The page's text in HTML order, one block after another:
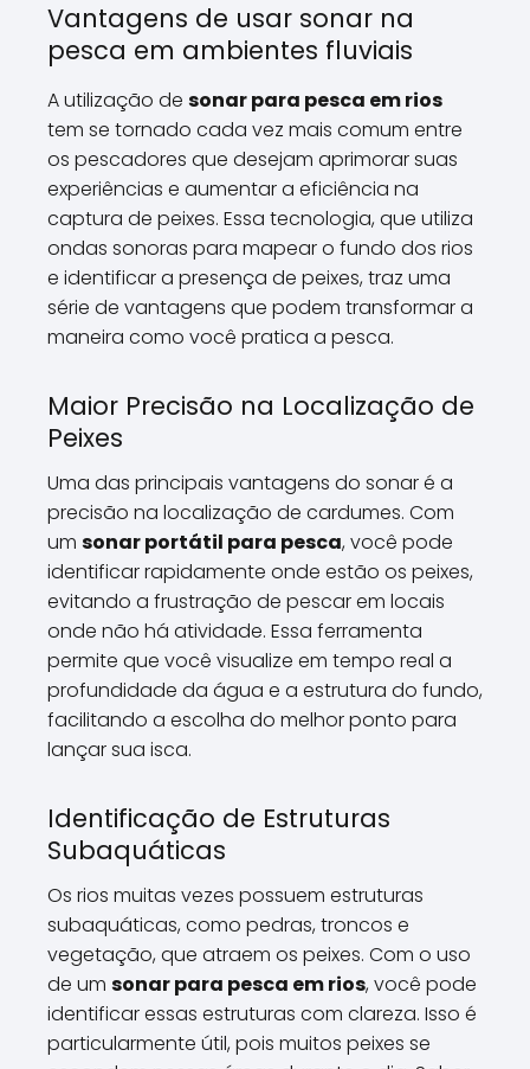
Vantagens de usar sonar na
pesca em ambientes fluviais
A utilização de sonar para pesca em rios
tem se tornado cada vez mais comum entre
os pescadores que desejam aprimorar suas
experiências e aumentar a eficiência na
captura de peixes. Essa tecnologia, que utiliza
ondas sonoras para mapear o fundo dos rios
e identificar a presença de peixes, traz uma
série de vantagens que podem transformar a
maneira como você pratica a pesca.
Maior Precisão na Localização de
Peixes
Uma das principais vantagens do sonar é a
precisão na localização de cardumes. Com
um sonar portátil para pesca, você pode
identificar rapidamente onde estão os peixes,
evitando a frustração de pescar em locais
onde não há atividade. Essa ferramenta
permite que você visualize em tempo real a
profundidade da água e a estrutura do fundo,
facilitando a escolha do melhor ponto para
lançar sua isca.
Identificação de Estruturas
Subaquáticas
Os rios muitas vezes possuem estruturas
subaquáticas, como pedras, troncos e
vegetação, que atraem os peixes. Com o uso
de um sonar para pesca em rios, você pode
identificar essas estruturas com clareza. Isso é
particularmente útil, pois muitos peixes se